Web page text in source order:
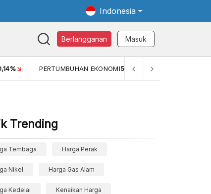
Indonesia
Berlangganan Masuk
EKONOMI5,11% PERTUMBUHAN EKONOMI (YOY)
Trending
Tembaga Harga Perak
Nikel Harga Gas Alam
Kedelai Kenaikan Harga